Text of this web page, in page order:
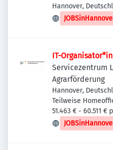
Hannover,
IT-
Servicezentrum
Agrarförderung
Hannover,
Teilweise
51.463 € - 60.511 €